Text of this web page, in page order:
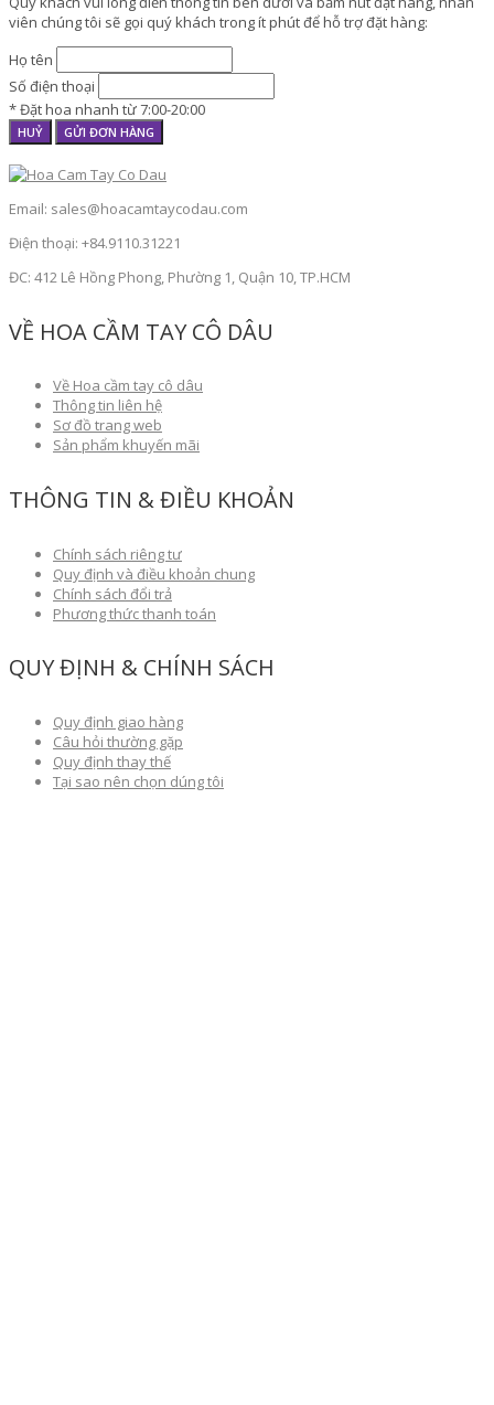
viên chúng tôi sẽ gọi quý khách trong ít phút để hỗ trợ đặt hàng:
Họ tên
Số điện thoại
* Đặt hoa nhanh từ 7:00-20:00
HUỶ GỬI ĐƠN HÀNG
Email: sales@hoacamtaycodau.com
Điện thoại: +84.9110.31221
ĐC: 412 Lê Hồng Phong, Phường 1, Quận 10, TP.HCM
VỀ HOA CẦM TAY CÔ DÂU
Về Hoa cầm tay cô dâu
Thông tin liên hệ
Sơ đồ trang web
Sản phẩm khuyến mãi
THÔNG TIN & ĐIỀU KHOẢN
Chính sách riêng tư
Quy định và điều khoản chung
Chính sách đổi trả
Phương thức thanh toán
QUY ĐỊNH & CHÍNH SÁCH
Quy định giao hàng
Câu hỏi thường gặp
Quy định thay thế
Tại sao nên chọn dúng tôi